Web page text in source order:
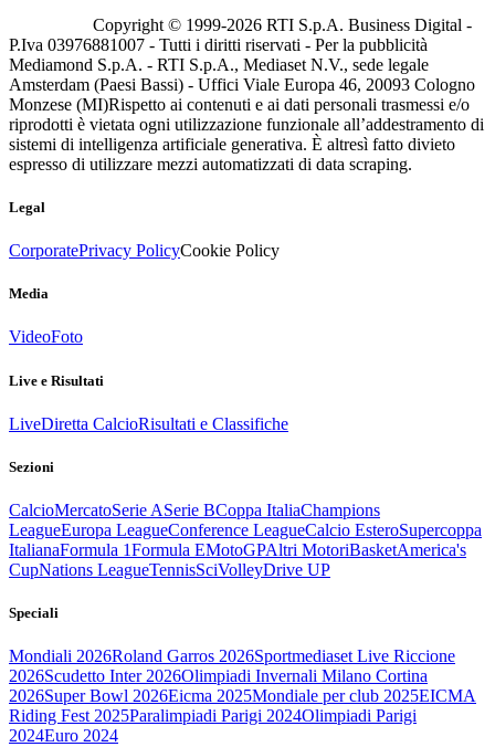
Copyright © 1999-2026 RTI S.p.A. Business Digital -
P.Iva 03976881007 - Tutti i diritti riservati - Per la pubblicità
Mediamond S.p.A. - RTI S.p.A., Mediaset N.V., sede legale
Amsterdam (Paesi Bassi) - Uffici Viale Europa 46, 20093 Cologno
Monzese (MI)Rispetto ai contenuti e ai dati personali trasmessi e/o
riprodotti è vietata ogni utilizzazione funzionale all’addestramento di
sistemi di intelligenza artificiale generativa. È altresì fatto divieto
espresso di utilizzare mezzi automatizzati di data scraping.
Legal
CorporatePrivacy PolicyCookie Policy
Media
VideoFoto
Live e Risultati
LiveDiretta CalcioRisultati e Classifiche
Sezioni
CalcioMercatoSerie ASerie BCoppa ItaliaChampions
LeagueEuropa LeagueConference LeagueCalcio EsteroSupercoppa
ItalianaFormula 1Formula EMotoGPAltri MotoriBasketAmerica's
CupNations LeagueTennisSciVolleyDrive UP
Speciali
Mondiali 2026Roland Garros 2026Sportmediaset Live Riccione
2026Scudetto Inter 2026Olimpiadi Invernali Milano Cortina
2026Super Bowl 2026Eicma 2025Mondiale per club 2025EICMA
Riding Fest 2025Paralimpiadi Parigi 2024Olimpiadi Parigi
2024Euro 2024